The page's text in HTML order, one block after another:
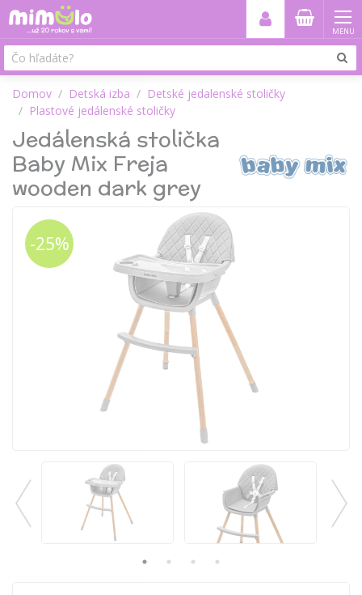
MENU
Domov Detská izba
Detské jedalenské stoličky
Plastové jedálenské stoličky
Jedálenská stolička
Baby Mix Freja
wooden dark grey
-25%